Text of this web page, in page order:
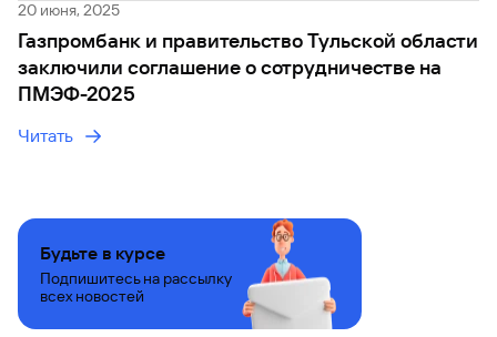
Быстрый
поиск
по
сайту
Вклады
Вклады
20 июня, 2025
Газпромбанк и правительство Тульской области
заключили соглашение о сотрудничестве на
ПМЭФ-2025
Читать
Будьте в курсе
Подпишитесь на рассылку
всех новостей